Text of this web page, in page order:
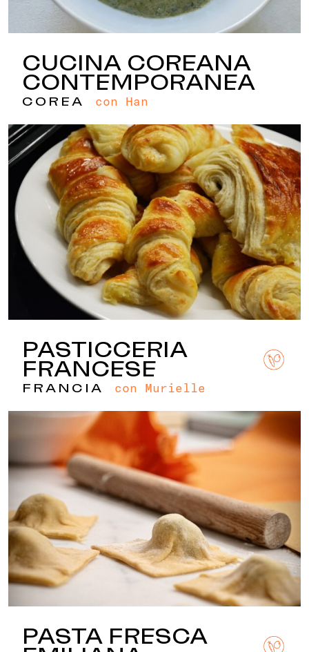
CUCINA COREANA
CONTEMPORANEA
COREA con Han
PASTICCERIA
FRANCESE
FRANCIA con Murielle
PASTA FRESCA